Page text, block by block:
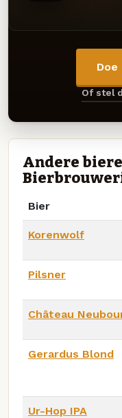
Of stel
Andere
Bier
Korenwolf
Pilsner
Château
Gerardus Blond
Ur-Hop IPA